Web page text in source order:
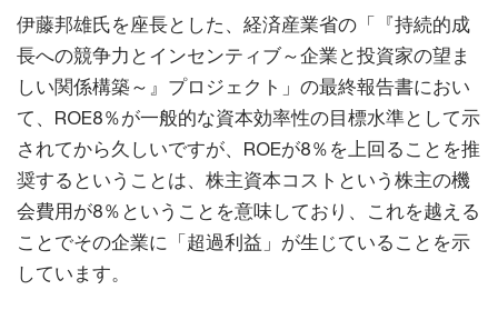
伊藤邦雄氏を座長とした、経済産業省の「『持続的成
長への競争力とインセンティブ～企業と投資家の望ま
しい関係構築～』プロジェクト」の最終報告書におい
て、ROE8％が一般的な資本効率性の目標水準として示
されてから久しいですが、ROEが8％を上回ることを推
奨するということは、株主資本コストという株主の機
会費用が8％ということを意味しており、これを越える
ことでその企業に「超過利益」が生じていることを示
しています。